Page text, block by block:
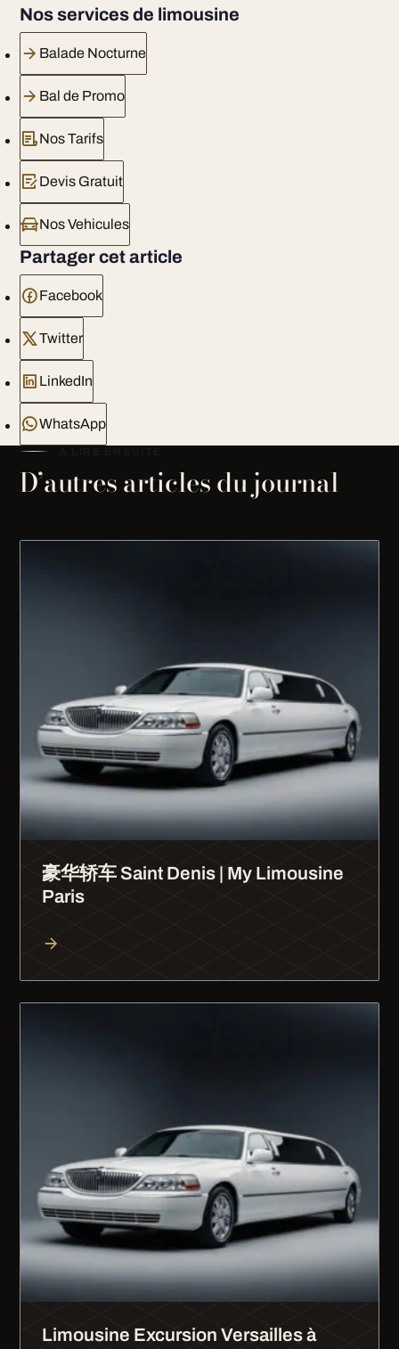
Nos services de limousine
Balade Nocturne
Bal de Promo
Nos Tarifs
Devis Gratuit
Nos Vehicules
Partager cet article
Facebook
Twitter
LinkedIn
WhatsApp
D’autres articles du journal
豪华轿车 Saint Denis | My Limousine
Paris
Limousine Excursion Versailles à